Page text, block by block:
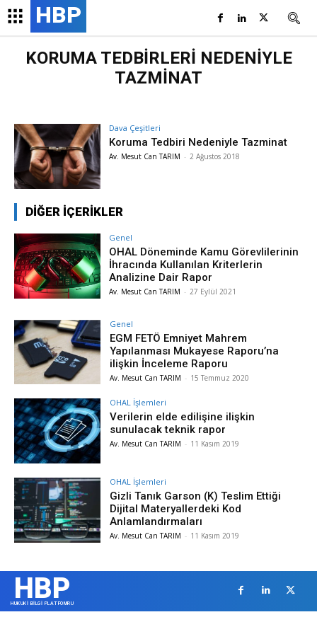
HBP
KORUMA TEDBİRLERİ NEDENİYLE
TAZMİNAT
Dava Çeşitleri
Koruma Tedbiri Nedeniyle Tazminat
Av. Mesut Can TARIM - 2 Ağustos 2018
DİĞER İÇERİKLER
Genel
OHAL Döneminde Kamu Görevlilerinin
İhracında Kullanılan Kriterlerin
Analizine Dair Rapor
Av. Mesut Can TARIM - 27 Eylül 2021
Genel
EGM FETÖ Emniyet Mahrem
Yapılanması Mukayese Raporu’na
ilişkin İnceleme Raporu
Av. Mesut Can TARIM - 15 Temmuz 2020
OHAL İşlemleri
Verilerin elde edilişine ilişkin
sunulacak teknik rapor
Av. Mesut Can TARIM - 11 Kasım 2019
OHAL İşlemleri
Gizli Tanık Garson (K) Teslim Ettiği
Dijital Materyallerdeki Kod
Anlamlandırmaları
Av. Mesut Can TARIM - 11 Kasım 2019
HBP
HUKUKİ BİLGİ PLATFOMRU